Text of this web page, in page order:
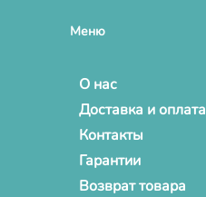
Меню
О нас
Доставка и оплата
Контакты
Гарантии
Возврат товара